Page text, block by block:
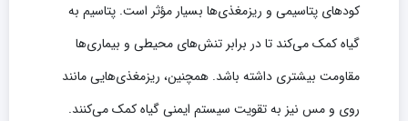
کودهای پتاسیمی و ریزمغذی‌ها بسیار مؤثر است. پتاسیم به
گیاه کمک می‌کند تا در برابر تنش‌های محیطی و بیماری‌ها
مقاومت بیشتری داشته باشد. همچنین، ریزمغذی‌هایی مانند
روی و مس نیز به تقویت سیستم ایمنی گیاه کمک می‌کنند.